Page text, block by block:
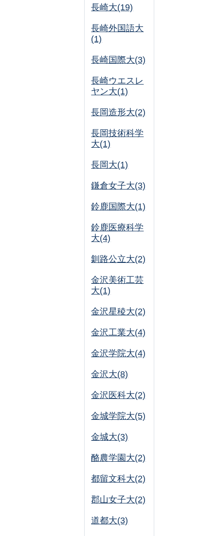
長崎大(19)
長崎外国語大
(1)
長崎国際大(3)
長崎ウエスレ
ヤン大(1)
長岡造形大(2)
長岡技術科学
大(1)
長岡大(1)
鎌倉女子大(3)
鈴鹿国際大(1)
鈴鹿医療科学
大(4)
釧路公立大(2)
金沢美術工芸
大(1)
金沢星稜大(2)
金沢工業大(4)
金沢学院大(4)
金沢大(8)
金沢医科大(2)
金城学院大(5)
金城大(3)
酪農学園大(2)
都留文科大(2)
郡山女子大(2)
道都大(3)